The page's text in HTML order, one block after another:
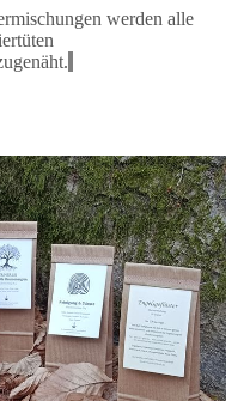
werden alle
t.